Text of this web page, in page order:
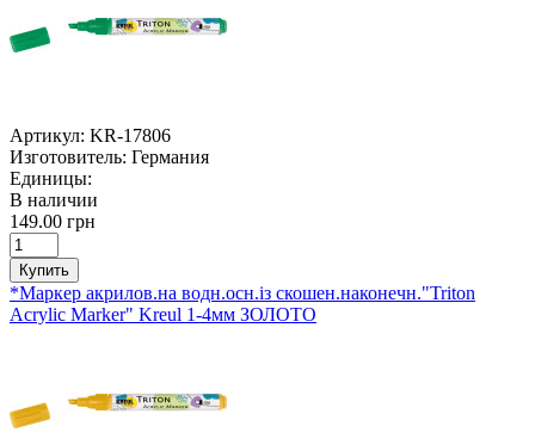
Артикул: KR-17806
Изготовитель: Германия
Единицы:
В наличии
149.00 грн
Купить
*Маркер акрилов.на водн.осн.із скошен.наконечн."Triton
Acrylic Marker" Kreul 1-4мм ЗОЛОТО